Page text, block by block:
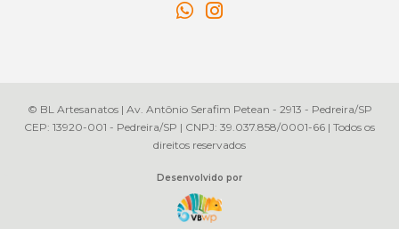
© BL Artesanatos | Av. Antônio Serafim Petean - 2913 - Pedreira/SP
CEP: 13920-001 - Pedreira/SP | CNPJ: 39.037.858/0001-66 | Todos os
direitos reservados
Desenvolvido por